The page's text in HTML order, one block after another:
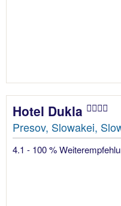
Hotel Dukla
Presov, Slowakei,
4.1 - 100 %